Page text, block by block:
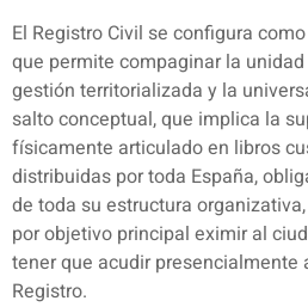
El Registro Civil se configura
que permite compaginar la
gestión territorializada y la
salto conceptual, que implica la
físicamente articulado en libros
distribuidas por toda España,
de toda su estructura
por objetivo principal eximir al
tener que acudir presencialmente
Registro.